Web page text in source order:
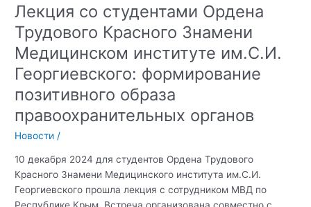
Лекция со студентами Ордена
Трудового Красного Знамени
Медицинском институте им.С.И.
Георгиевского: формирование
позитивного образа
правоохранительных органов
Новости /
10 декабря 2024 для студентов Ордена Трудового
Красного Знамени Медицинского института им.С.И.
Георгиевского прошла лекция с сотрудником МВД по